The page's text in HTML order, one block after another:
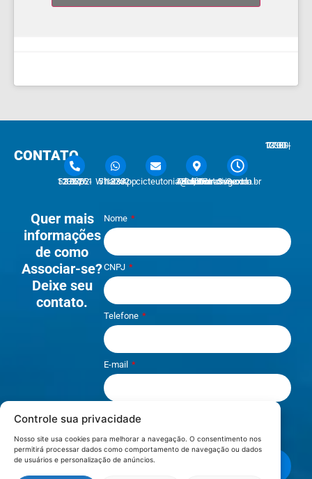
Controle sua privacidade
Nosso site usa cookies para melhorar a navegação. O consentimento nos
permitirá processar dados como comportamento de navegação ou dados
de usuários e personalização de anúncios.
CONTATO
51 3762-1233 | 51 3762-1030 51 3762-1233 WhatsAppcicteutonia@cicteutonia.com.br
Rua Um Sul, 77 - Centro Administrativo Teutônia - RS Segunda - Sexta
7:30 - 12:00 | 13:30 - 17:30
Quer mais
informações
de como
Associar-se?
Deixe seu
contato.
Nome
CNPJ
Telefone
E-mail
Li e aceito os termos de
Privacidade.